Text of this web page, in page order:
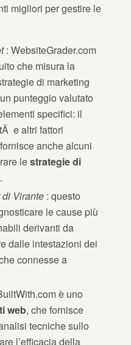
migliori per gestire le
: WebsiteGrader.com
che misura la
di marketing
punteggio valutato
specifici: il
e altri fattori
anche alcuni
lestrategie di
Virante : questo
le cause più
derivanti da
dalle intestazioni dei
connesse a
è uno
web, che fornisce
tecniche sullo
l’efficacia della